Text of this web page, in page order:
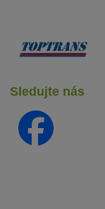
Sledujte nás